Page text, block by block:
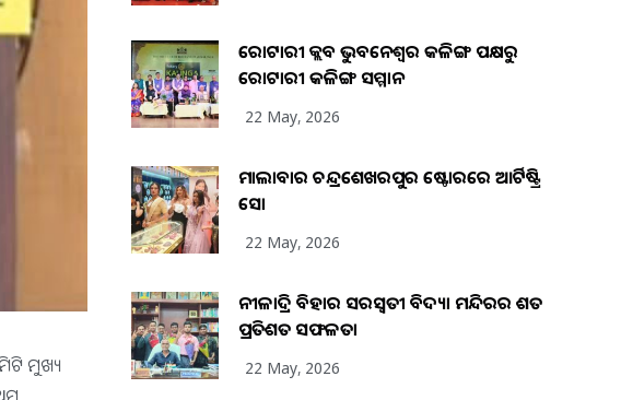
ମୁଖ୍ୟ
ରୋଟାରୀ କ୍ଲବ ଭୁବନେଶ୍ୱର କଳିଙ୍ଗ ପକ୍ଷରୁ
ରୋଟାରୀ କଳିଙ୍ଗ ସମ୍ମାନ
22 May, 2026
ମାଲାବାର ଚନ୍ଦ୍ରଶେଖରପୁର ଷ୍ଟୋରରେ ଆର୍ଟିଷ୍ଟ୍ରି
ସୋ
22 May, 2026
ନୀଳାଦ୍ରି ବିହାର ସରସ୍ୱତୀ ବିଦ୍ୟା ମନ୍ଦିରର ଶତ
ପ୍ରତିଶତ ସଫଳତା
22 May, 2026